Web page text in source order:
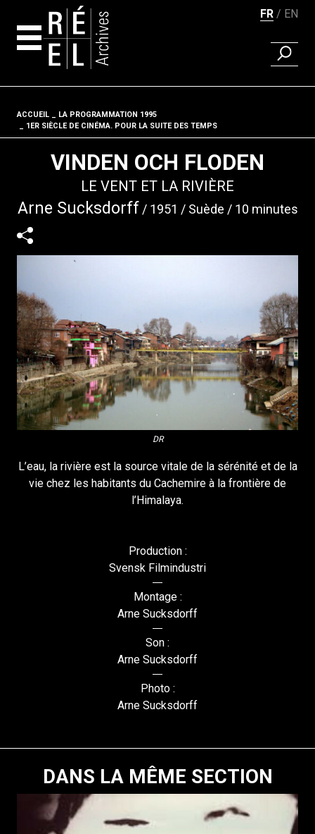
FR EN
ACCUEIL
LA PROGRAMMATION 1995
1ER SIÈCLE DE CINÉMA. POUR LA SUITE DES TEMPS
VINDEN OCH FLODEN
LE VENT ET LA RIVIÈRE
Arne Sucksdorff 1951 Suède 10 minutes
DR
L’eau, la rivière est la source vitale de la sérénité et de la
vie chez les habitants du Cachemire à la frontière de
l’Himalaya.
Production :
Svensk Filmindustri
Montage :
Arne Sucksdorff
Son :
Arne Sucksdorff
Photo :
Arne Sucksdorff
DANS LA MÊME SECTION